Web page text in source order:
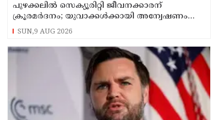
പുഴക്കലില്‍ സെക്യൂരിറ്റി ജീവനക്കാരന്
ക്രൂരമര്‍ദനം; യുവാക്കള്‍ക്കായി അന്വേഷണം
തുടരുന്നു
SUN,9 AUG 2026